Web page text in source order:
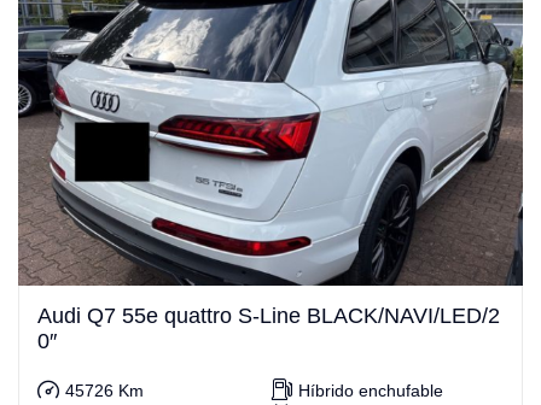
Audi Q7 55e quattro S-Line BLACK/NAVI/LED/2
0″
45726 Km
Híbrido enchufable